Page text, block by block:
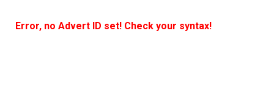
Error, no Advert ID set! Check your syntax!